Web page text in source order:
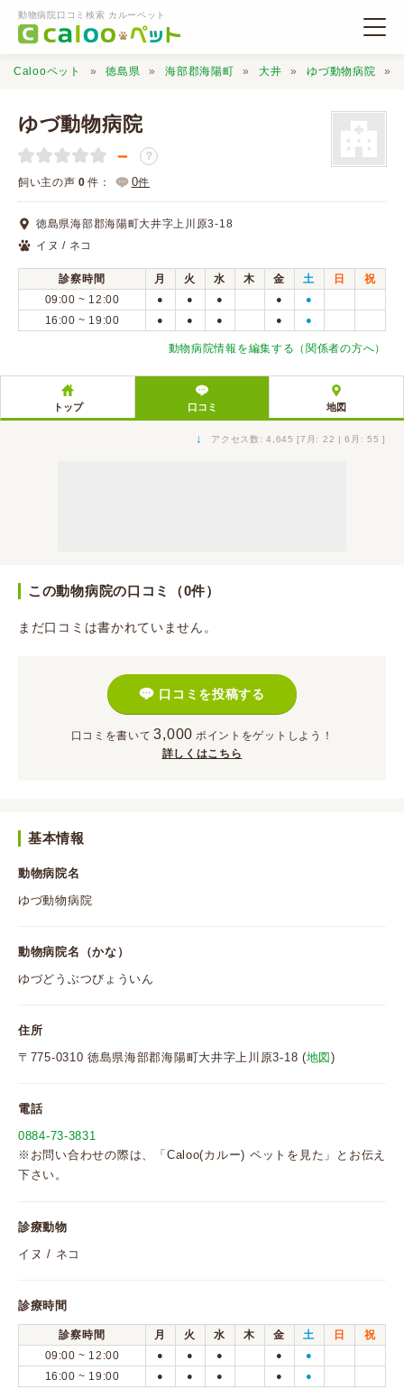
動物病院口コミ検索 カルーペット
動物病院検索
口コミ検索
Calooペットとは？
Calooペット 徳島県 海部郡海陽町 大井 ゆづ動物病院
ゆづ動物病院
－ ？
飼い主の声 0 件： 0件
徳島県海部郡海陽町大井字上川原3-18
イヌ / ネコ
診察時間 月 火 水 木 金 土 日
祝
09:00 ~ 12:00
● ● ● ● ●
16:00 ~ 19:00 ● ● ● ● ●
動物病院情報を編集する（関係者の方へ）
トップ 口コミ 地図
↓ アクセス数: 4,645 [7月: 22 | 6月: 55 ]
この動物病院の口コミ（0件）
まだ口コミは書かれていません。
口コミを投稿する
口コミを書いて 3,000 ポイント をゲットしよう！
詳しくはこちら
基本情報
動物病院名
ゆづ動物病院
動物病院名（かな）
ゆづどうぶつびょういん
住所
〒775-0310 徳島県海部郡海陽町大井字上川原3-18 (地図)
電話
0884-73-3831
※お問い合わせの際は、「Caloo(カルー) ペットを見た」とお伝え
下さい。
診療動物
イヌ / ネコ
診療時間
診察時間 月 火 水 木 金 土 日
祝
09:00 ~ 12:00
● ● ● ● ●
16:00 ~ 19:00 ● ● ● ● ●